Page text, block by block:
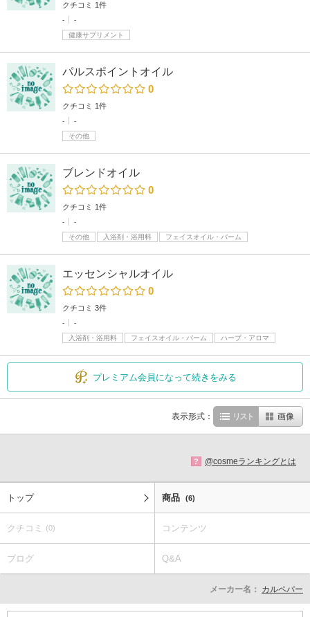
クチコミ 1件
-
-
健康サプリメント
パルスポイントオイル
0
クチコミ 1件
-
-
その他
ブレンドオイル
0
クチコミ 1件
-
-
その他
入浴剤・浴用料 フェイスオイル・バーム
エッセンシャルオイル
0
クチコミ 3件
-
-
入浴剤・浴用料
フェイスオイル・バーム ハーブ・アロマ
プレミアム会員になって続きをみる
表示形式： リスト 画像
? @cosmeランキングとは
トップ 商品 (6)
クチコミ (0) コンテンツ
ブログ Q&A
メーカー名： カルペパー